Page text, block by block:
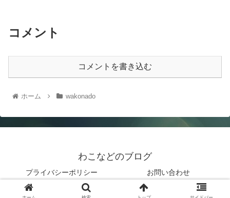
コメント
コメントを書き込む
ホーム wakonado
わこなどのブログ
プライバシーポリシー お問い合わせ
© 2019 わこなどのブログ.